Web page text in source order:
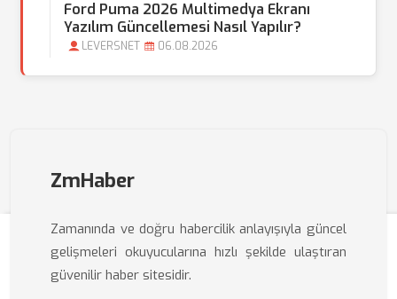
Ford Puma 2026 Multimedya Ekranı
Yazılım Güncellemesi Nasıl Yapılır?
LEVERSNET 06.08.2026
ZmHaber
Zamanında ve doğru habercilik anlayışıyla güncel
gelişmeleri okuyucularına hızlı şekilde ulaştıran
güvenilir haber sitesidir.